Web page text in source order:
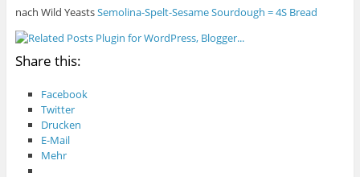
nach Wild YeastsSemolina-Spelt-Sesame Sourdough = 4S Bread
Share this:
Facebook
Twitter
Drucken
E-Mail
Mehr